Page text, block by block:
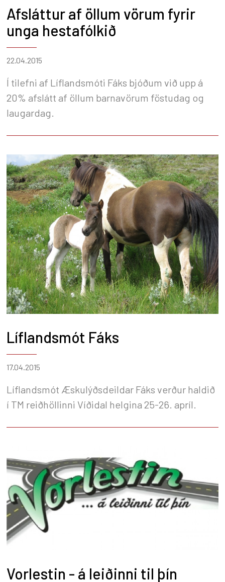
Afsláttur af öllum vörum fyrir
unga hestafólkið
22.04.2015
Í tilefni af Líflandsmóti Fáks bjóðum við upp á
20% afslátt af öllum barnavörum föstudag og
laugardag.
Líflandsmót Fáks
17.04.2015
Líflandsmót Æskulýðsdeildar Fáks verður haldið
í TM reiðhöllinni Víðidal helgina 25-26. apríl.
Vorlestin - á leiðinni til þín